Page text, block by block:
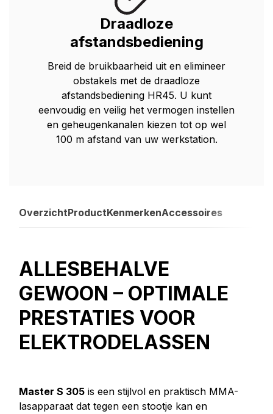
Draadloze
afstandsbediening
Breid de bruikbaarheid uit en elimineer
obstakels met de draadloze
afstandsbediening HR45. U kunt
eenvoudig en veilig het vermogen instellen
en geheugenkanalen kiezen tot op wel
100 m afstand van uw werkstation.
OverzichtProductKenmerkenAccessoires
ALLESBEHALVE
GEWOON – OPTIMALE
PRESTATIES VOOR
ELEKTRODELASSEN
Master S 305 is een stijlvol en praktisch MMA-
lasapparaat dat tegen een stootje kan en